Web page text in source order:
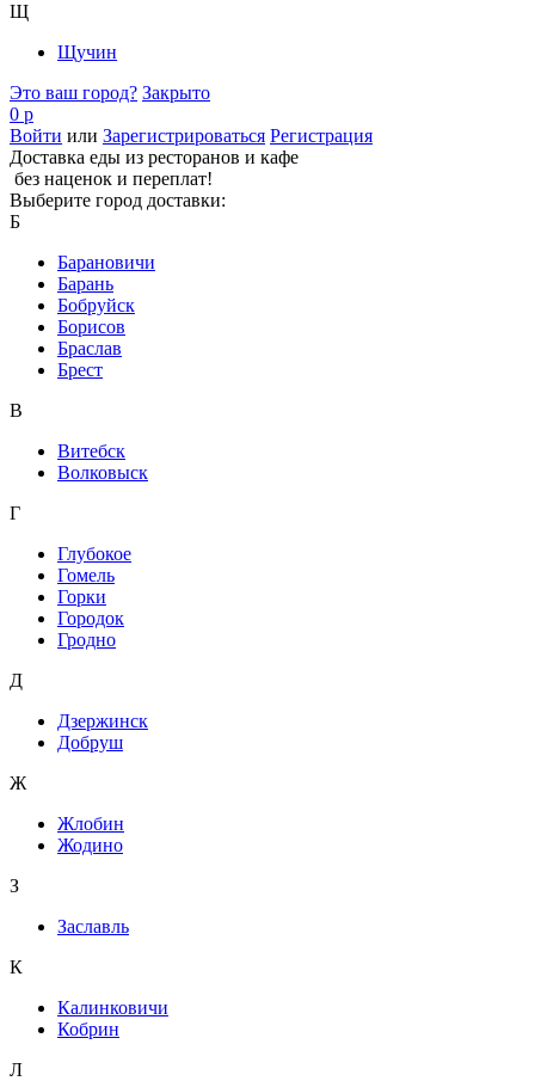
Щ
Щучин
Это ваш город? Закрыто
0 р
Войти или Зарегистрироваться Регистрация
Доставка еды из ресторанов и кафе
без наценок и переплат!
Выберите город доставки:
Б
Барановичи
Барань
Бобруйск
Борисов
Браслав
Брест
В
Витебск
Волковыск
Г
Глубокое
Гомель
Горки
Городок
Гродно
Д
Дзержинск
Добруш
Ж
Жлобин
Жодино
З
Заславль
К
Калинковичи
Кобрин
Л